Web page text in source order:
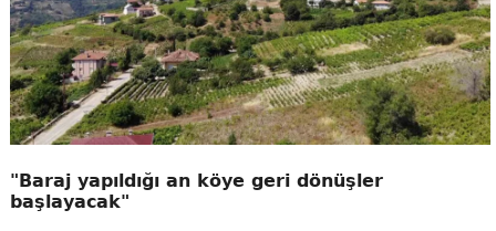
"Baraj yapıldığı an köye geri dönüşler
başlayacak"